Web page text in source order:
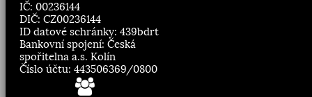
IČ: 00236144
DIČ: CZ00236144
ID datové schránky: 439bdrt
Bankovní spojení: Česká
spořitelna a.s. Kolín
Číslo účtu: 443506369/0800